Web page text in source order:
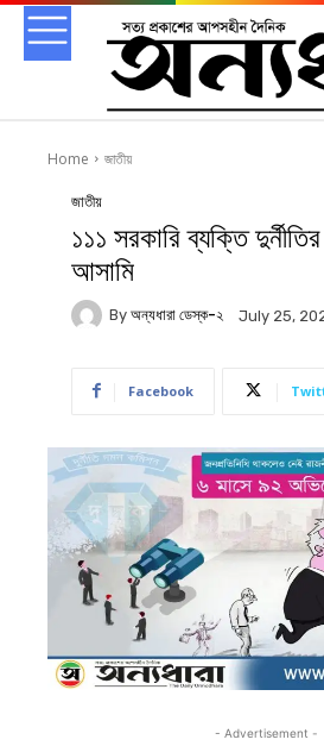
Home জাতীয়
জাতীয়
১১১ সরকারি ব্যক্তি
আসামি
By অন্যধারা ডেস্ক-২ July 25,
Facebook
- Advertisement -